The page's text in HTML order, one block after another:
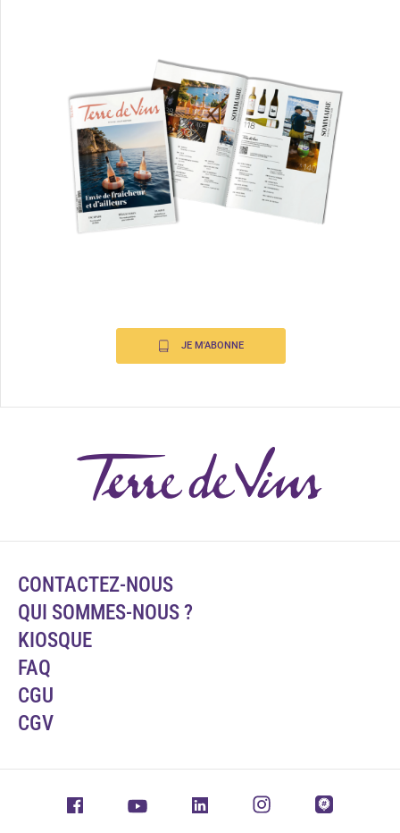
JE M'ABONNE
CONTACTEZ-NOUS
QUI SOMMES-NOUS ?
KIOSQUE
FAQ
CGU
CGV